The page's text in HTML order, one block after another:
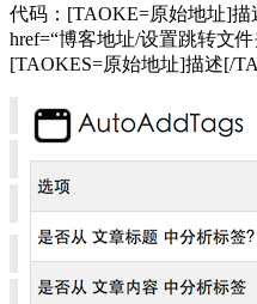
代码：[TAOKE=原始地址]
href=“博客地址/设置跳转文
[TAOKES=原始地址]描述[/